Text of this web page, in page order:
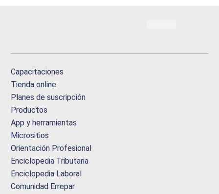
Capacitaciones
Tienda online
Planes de suscripción
Productos
App y herramientas
Micrositios
Orientación Profesional
Enciclopedia Tributaria
Enciclopedia Laboral
Comunidad Errepar